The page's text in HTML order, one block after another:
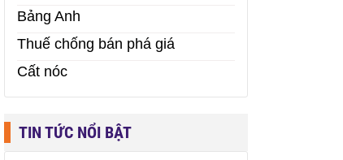
Bảng Anh
Thuế chống bán phá giá
Cất nóc
TIN TỨC NỔI BẬT